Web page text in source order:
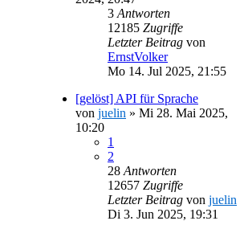
3 Antworten
12185 Zugriffe
Letzter Beitrag von
ErnstVolker
Mo 14. Jul 2025, 21:55
[gelöst] API für Sprache
von juelin » Mi 28. Mai 2025,
10:20
1
2
28 Antworten
12657 Zugriffe
Letzter Beitrag von juelin
Di 3. Jun 2025, 19:31